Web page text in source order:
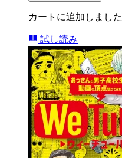
カートに追加しました
試し読み